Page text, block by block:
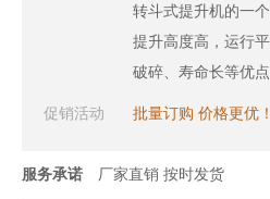
转斗式提升机的一
提升高度高，运行
破碎、寿命长等优
的小块状、颗粒、
转运、矿石金属粉
促销活动 批量订购 价格更优！
服务承诺 厂家直销 按时发货